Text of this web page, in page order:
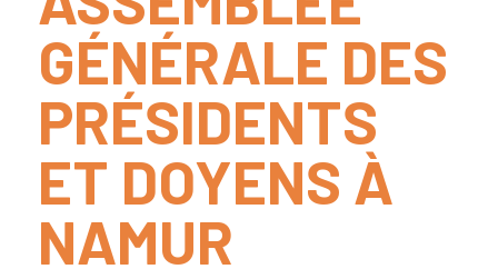
GÉNÉRALE DES
PRÉSIDENTS
ET DOYENS À
NAMUR